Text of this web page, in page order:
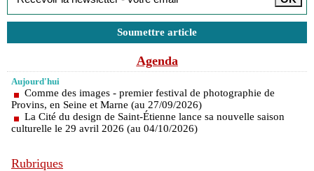
Soumettre article
Agenda
Aujourd'hui
Comme des images - premier festival de photographie de
Provins, en Seine et Marne (au 27/09/2026)
La Cité du design de Saint-Étienne lance sa nouvelle saison
culturelle le 29 avril 2026 (au 04/10/2026)
Rubriques